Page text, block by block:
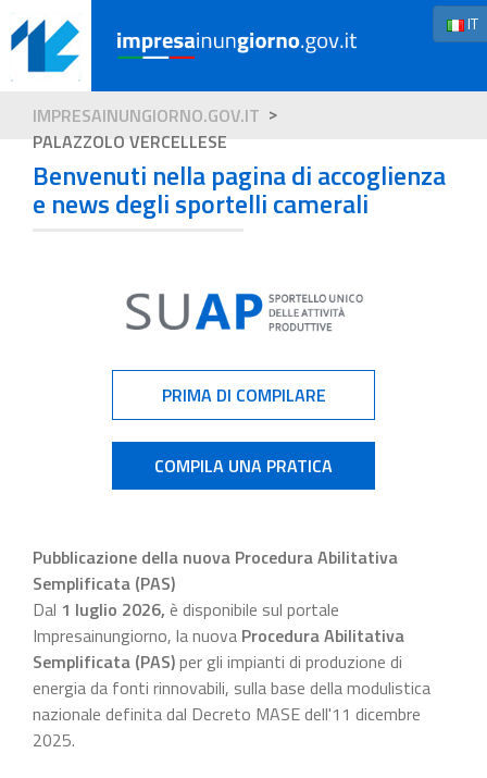
IT
IMPRESAINUNGIORNO.GOV.IT
PALAZZOLO VERCELLESE
Benvenuti nella pagina di accoglienza
e news degli sportelli camerali
PRIMA DI COMPILARE
COMPILA UNA PRATICA
Pubblicazione della nuova Procedura Abilitativa
Semplificata (PAS)
Dal 1 luglio 2026, è disponibile sul portale
Impresainungiorno, la nuova Procedura Abilitativa
Semplificata (PAS)per gli impianti di produzione di
energia da fonti rinnovabili, sulla base della modulistica
nazionale definita dal Decreto MASE dell'11 dicembre
2025.